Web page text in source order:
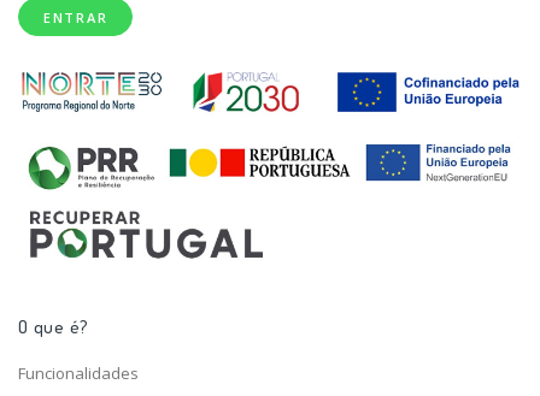
ENTRAR
O que é?
Funcionalidades